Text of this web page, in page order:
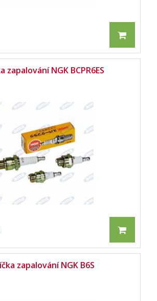
zapalování NGK BCPR6ES
zapalování NGK B6S